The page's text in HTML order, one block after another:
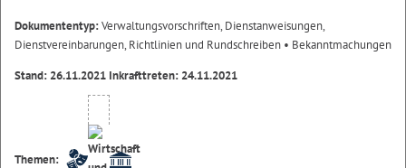
Dokumententyp:Verwaltungsvorschriften, Dienstanweisungen,
Dienstvereinbarungen, Richtlinien und Rundschreiben • Bekanntmachungen
Stand: 26.11.2021 Inkrafttreten: 24.11.2021
Themen: